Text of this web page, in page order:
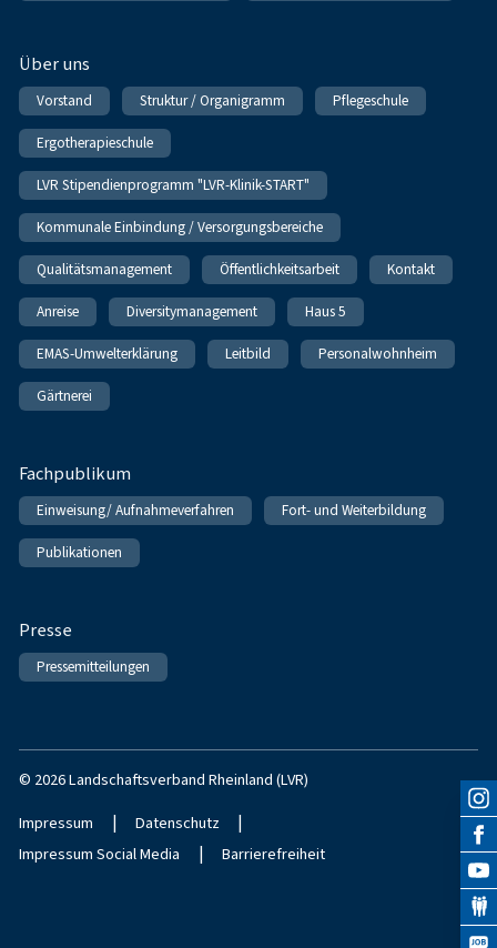
Über uns
Vorstand Struktur / Organigramm Pflegeschule
Ergotherapieschule
LVR Stipendienprogramm "LVR-Klinik-START"
Kommunale Einbindung / Versorgungsbereiche
Qualitätsmanagement Öffentlichkeitsarbeit Kontakt
Anreise Diversitymanagement Haus 5
EMAS-Umwelterklärung Leitbild Personalwohnheim
Gärtnerei
Fachpublikum
Einweisung/ Aufnahmeverfahren Fort- und Weiterbildung
Publikationen
Presse
Pressemitteilungen
© 2026 Landschaftsverband Rheinland (LVR)
Impressum | Datenschutz |
Impressum Social Media | Barrierefreiheit